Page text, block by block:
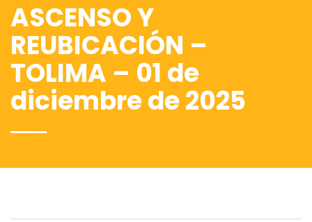
ASCENSO Y
REUBICACIÓN –
TOLIMA – 01 de
diciembre de 2025